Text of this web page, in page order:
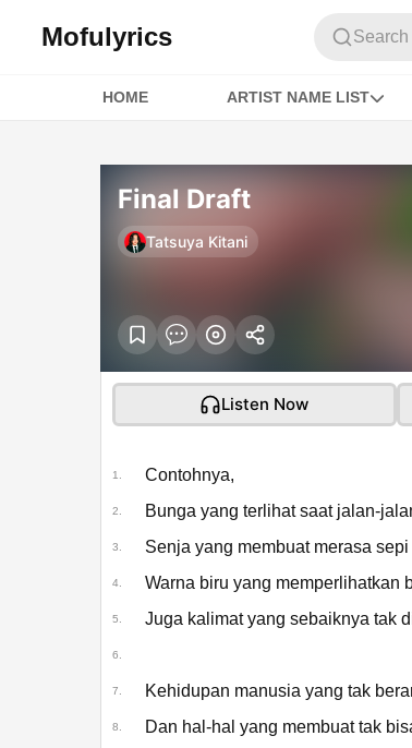
Mofulyrics
HOME ARTIST NAME LIST
Final Draft
Tatsuya Kitani
Listen Now
Final Draft
1. Contohnya,
2. Bunga yang terlihat saat jalan-
3. Senja yang membuat merasa
4. Warna biru yang memperlihatkan
5. Juga kalimat yang sebaiknya tak
6.
7. Kehidupan manusia yang tak
8. Dan hal-hal yang membuat tak